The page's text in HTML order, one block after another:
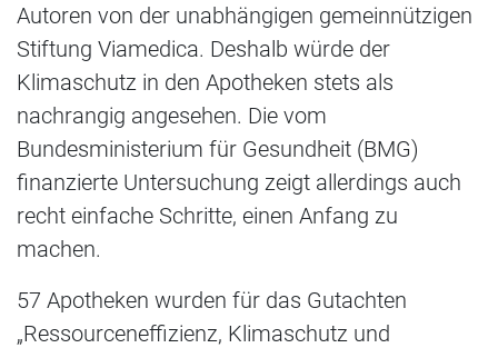
Autoren von der unabhängigen gemeinnützigen
Stiftung Viamedica. Deshalb würde der
Klimaschutz in den Apotheken stets als
nachrangig angesehen. Die vom
Bundesministerium für Gesundheit (BMG)
finanzierte Untersuchung zeigt allerdings auch
recht einfache Schritte, einen Anfang zu
machen.
57 Apotheken wurden für das Gutachten
„Ressourceneffizienz, Klimaschutz und